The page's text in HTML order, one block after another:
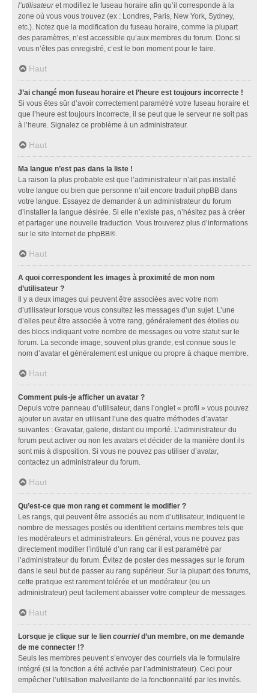
l’utilisateuret modifiez le fuseau horaire afin qu’il corresponde à la
zone où vous vous trouvez (ex : Londres, Paris, New York, Sydney,
etc.). Notez que la modification du fuseau horaire, comme la plupart
des paramètres, n’est accessible qu’aux membres du forum. Donc si
vous n’êtes pas enregistré, c’est le bon moment pour le faire.
Haut
J’ai changé mon fuseau horaire et l’heure est toujours incorrecte !
Si vous êtes sûr d’avoir correctement paramétré votre fuseau horaire et
que l’heure est toujours incorrecte, il se peut que le serveur ne soit pas
à l’heure. Signalez ce problème à un administrateur.
Haut
Ma langue n’est pas dans la liste !
La raison la plus probable est que l’administrateur n’ait pas installé
votre langue ou bien que personne n’ait encore traduit phpBB dans
votre langue. Essayez de demander à un administrateur du forum
d’installer la langue désirée. Si elle n’existe pas, n’hésitez pas à créer
et partager une nouvelle traduction. Vous trouverez plus d’informations
sur le site Internet de phpBB®.
Haut
A quoi correspondent les images à proximité de mon nom
d’utilisateur ?
Il y a deux images qui peuvent être associées avec votre nom
d’utilisateur lorsque vous consultez les messages d’un sujet. L’une
d’elles peut être associée à votre rang, généralement des étoiles ou
des blocs indiquant votre nombre de messages ou votre statut sur le
forum. La seconde image, souvent plus grande, est connue sous le
nom d’avatar et généralement est unique ou propre à chaque membre.
Haut
Comment puis-je afficher un avatar ?
Depuis votre panneau d’utilisateur, dans l’onglet « profil » vous pouvez
ajouter un avatar en utilisant l’une des quatre méthodes d’avatar
suivantes : Gravatar, galerie, distant ou importé. L’administrateur du
forum peut activer ou non les avatars et décider de la manière dont ils
sont mis à disposition. Si vous ne pouvez pas utiliser d’avatar,
contactez un administrateur du forum.
Haut
Qu’est-ce que mon rang et comment le modifier ?
Les rangs, qui peuvent être associés au nom d’utilisateur, indiquent le
nombre de messages postés ou identifient certains membres tels que
les modérateurs et administrateurs. En général, vous ne pouvez pas
directement modifier l’intitulé d’un rang car il est paramétré par
l’administrateur du forum. Évitez de poster des messages sur le forum
dans le seul but de passer au rang supérieur. Sur la plupart des forums,
cette pratique est rarement tolérée et un modérateur (ou un
administrateur) peut facilement abaisser votre compteur de messages.
Haut
Lorsque je clique sur le lien courrield’un membre, on me demande
de me connecter !?
Seuls les membres peuvent s’envoyer des courriels via le formulaire
intégré (si la fonction a été activée par l’administrateur). Ceci pour
empêcher l’utilisation malveillante de la fonctionnalité par les invités.